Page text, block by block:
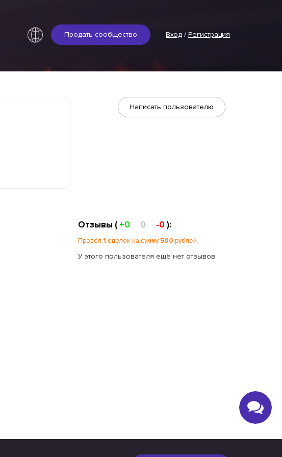
Продать сообщество Вход / Регистрация
Написать пользователю
Отзывы ( +0 0 -0):
Провёл1 сделок на сумму500 рублей.
У этого пользователя ещё нет отзывов.